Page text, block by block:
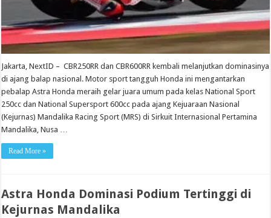
Jakarta, NextID – CBR250RR dan CBR600RR kembali melanjutkan dominasinya
di ajang balap nasional. Motor sport tangguh Honda ini mengantarkan
pebalap Astra Honda meraih gelar juara umum pada kelas National Sport
250cc dan National Supersport 600cc pada ajang Kejuaraan Nasional
(Kejurnas) Mandalika Racing Sport (MRS) di Sirkuit Internasional Pertamina
Mandalika, Nusa …
Read More »
Astra Honda Dominasi Podium Tertinggi di
Kejurnas Mandalika